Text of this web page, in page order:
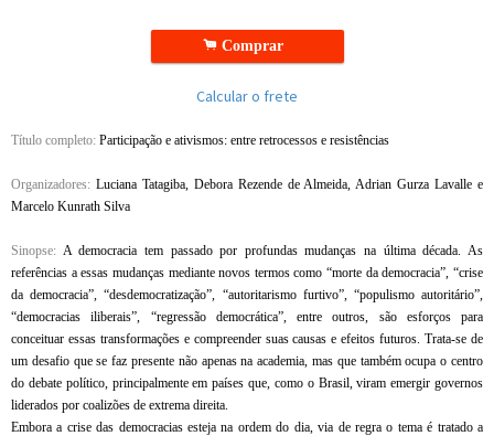
.Comprar
Calcular o frete
Título completo: Participação e ativismos: entre retrocessos e resistências
Organizadores: Luciana Tatagiba, Debora Rezende de Almeida, Adrian Gurza Lavalle e
Marcelo Kunrath Silva
Sinopse: A democracia tem passado por profundas mudanças na última década. As
referências a essas mudanças mediante novos termos como “morte da democracia”, “crise
da democracia”, “desdemocratização”, “autoritarismo furtivo”, “populismo autoritário”,
“democracias iliberais”, “regressão democrática”, entre outros, são esforços para
conceituar essas transformações e compreender suas causas e efeitos futuros. Trata-se de
um desafio que se faz presente não apenas na academia, mas que também ocupa o centro
do debate político, principalmente em países que, como o Brasil, viram emergir governos
liderados por coalizões de extrema direita.
Embora a crise das democracias esteja na ordem do dia, via de regra o tema é tratado a